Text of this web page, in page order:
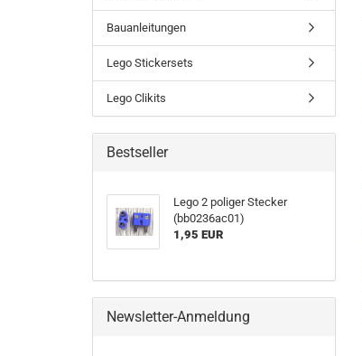
Bauanleitungen
Lego Stickersets
Lego Clikits
Bestseller
Lego 2 poliger Stecker
(bb0236ac01)
1,95 EUR
Newsletter-Anmeldung